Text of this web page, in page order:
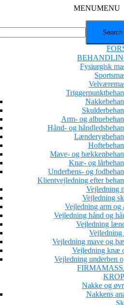
MENUMENU
Fysiurgisk
Arm- og
Hånd- og
Mave- og
Knæ- og
Underbens- og
Klientvejledning efter
Vejledning
Vejledning
Vejledning arm og
Vejledning hånd og
Vejledning
Vejledning
Vejledning mave og
Vejledning knæ
Vejledning underben
Nakke og
Nakkens